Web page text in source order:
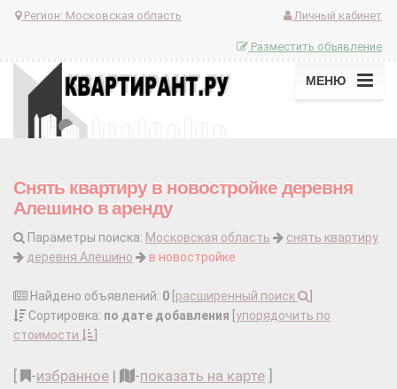
Регион: Московская область Личный кабинет
Разместить объявление
МЕНЮ
Снять квартиру в новостройке деревня
Алешино в аренду
Параметры поиска: Московская область
снять квартиру
деревня Алешино
в новостройке
Найдено объявлений: 0 расширенный поиск
Сортировка: по дате добавления упорядочить по
стоимости
-избранное | -показать на карте